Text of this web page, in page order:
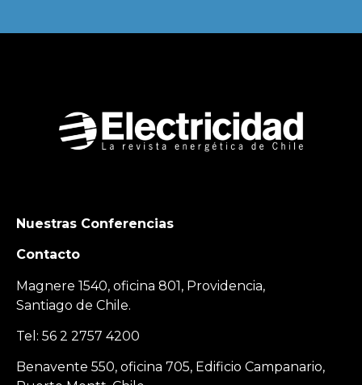
Nuestras Conferencias
Contacto
Magnere 1540, oficina 801, Providencia,
Santiago de Chile.
Tel: 56 2 2757 4200
Benavente 550, oficina 705, Edificio Campanario,